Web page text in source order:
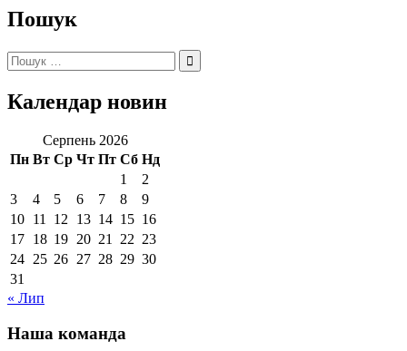
Пошук
Пошук:
Календар новин
Серпень 2026
Пн Вт Ср Чт Пт Сб Нд
1
2
3
4 5 6 7 8
9
10 11 12 13 14 15 16
17 18 19 20 21 22 23
24 25 26 27 28 29 30
31
« Лип
Наша команда